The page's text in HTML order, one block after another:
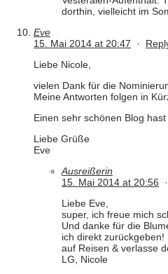
dorthin, vielleicht im
Eve
15. Mai 2014 at 20:47 ·
Liebe Nicole,
vielen Dank für die
Meine Antworten folgen in
Einen sehr schönen Blog
Liebe Grüße
Eve
Ausreißerin
15. Mai 2014 at 20:56 ·
Liebe Eve,
super, ich freue mich
Und danke für die
ich direkt zurückgeben!
auf Reisen & verlasse
LG, Nicole